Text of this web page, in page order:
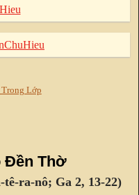
Lớp
Đền Thờ
ra-nô; Ga 2, 13-22)